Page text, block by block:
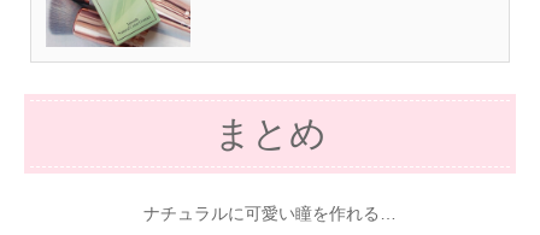
まとめ
ナチュラルに可愛い瞳を作れる…